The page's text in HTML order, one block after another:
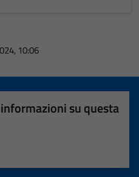
10:06
su questa
su 5
5